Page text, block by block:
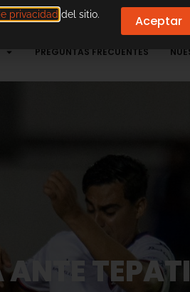
PREGUNTAS FRECUENTES
privacidad del sitio. Aceptar